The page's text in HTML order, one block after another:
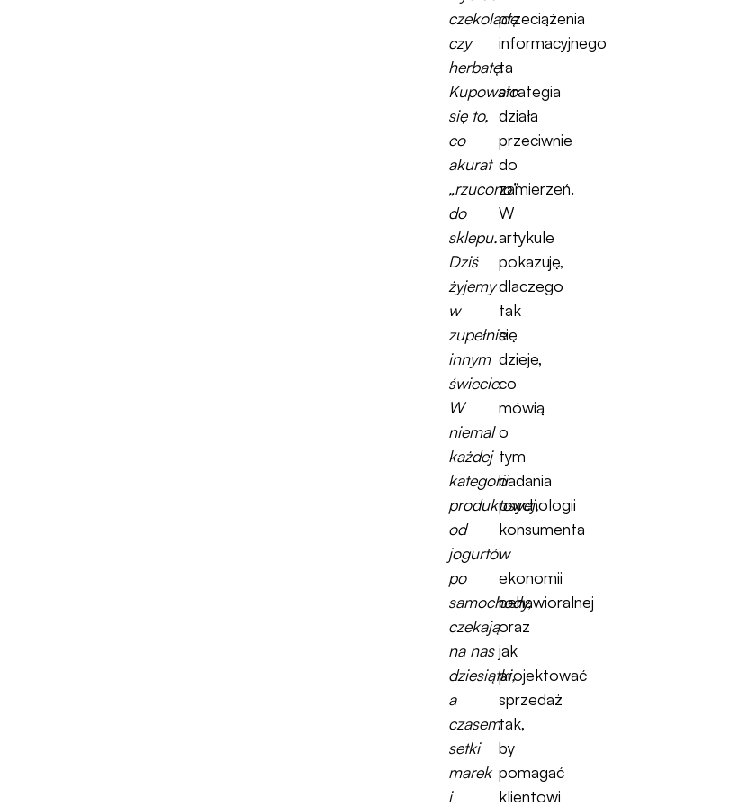
czekoladę
czy
herbatę.
Kupowało
się to,
co
akurat
„rzucono”
do
sklepu.
Dziś
żyjemy
w
zupełnie
innym
świecie.
W
niemal
każdej
kategorii
produktowej,
od
jogurtów
po
samochody,
czekają
na nas
dziesiątki,
a
czasem
setki
marek
i
przeciążenia
informacyjnego
ta
strategia
działa
przeciwnie
do
zamierzeń.
W
artykule
pokazuję,
dlaczego
tak
się
dzieje,
co
mówią
o
tym
badania
psychologii
konsumenta
i
ekonomii
behawioralnej
oraz
jak
projektować
sprzedaż
tak,
by
pomagać
klientowi